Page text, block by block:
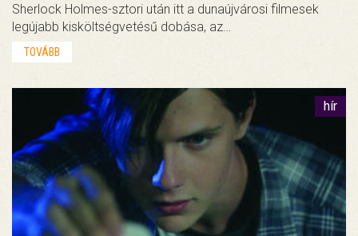
Sherlock Holmes-sztori után itt a dunaújvárosi filmesek
legújabb kisköltségvetésű dobása, az…
TOVÁBB
hír